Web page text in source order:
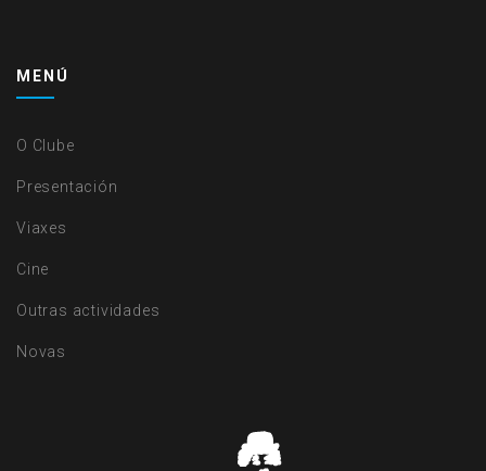
MENÚ
O Clube
Presentación
Viaxes
Cine
Outras actividades
Novas